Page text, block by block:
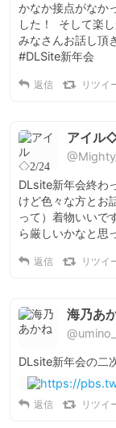
かなか接点がなか
した！  そして楽し
みなさんお話し頂
#DLSite新年会
返信 リツイ
アイル
DLsite新年会終わ
けど色々な方とお
って）着物いいで
ら厳しいかなと思
返信 リツイ
海乃あ
DLsite新年会の
返信 リツイ